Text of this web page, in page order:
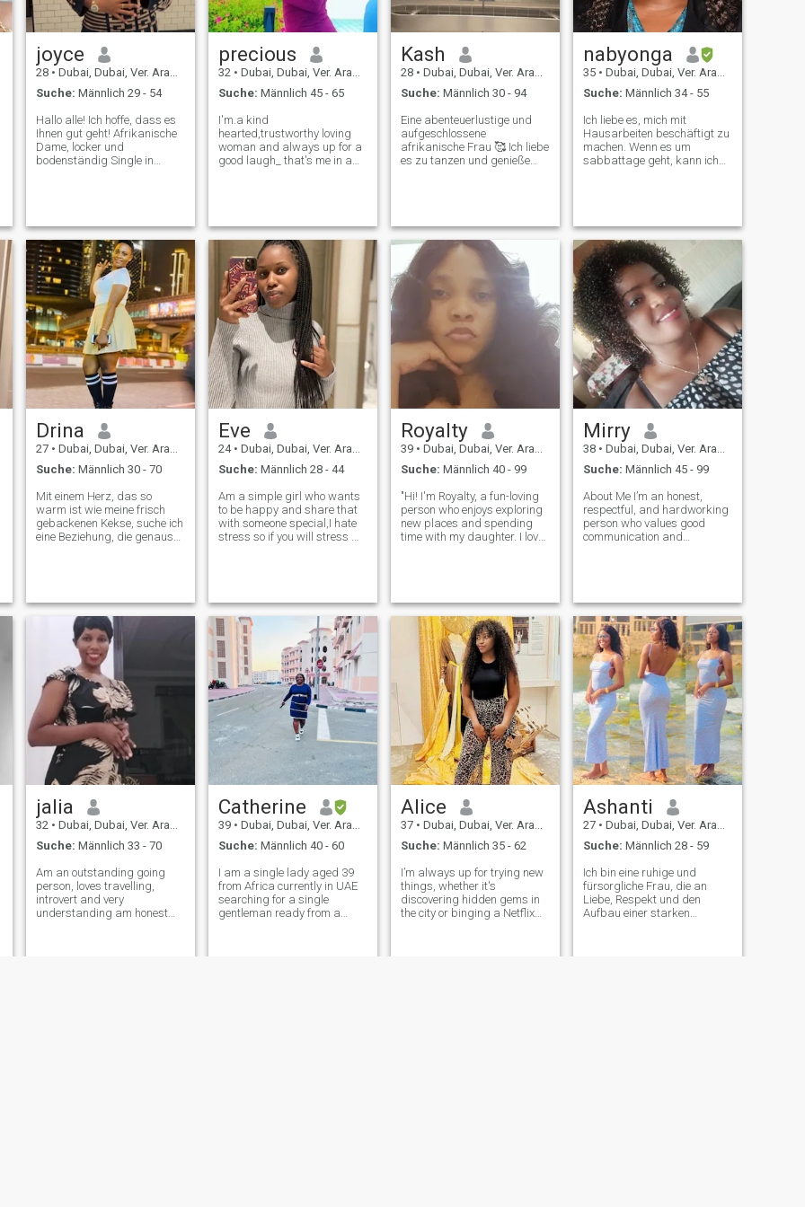
joyce
28 • Dubai, Dubai, Ver. Arab. Em.
Suche: Männlich 29 - 54
Hallo alle! Ich hoffe, dass es
Ihnen gut geht! Afrikanische
Dame, locker und
bodenständig Single in
und sich kennenlernt. IG:
Joyce Kibasisi danke
precious
32 • Dubai, Dubai, Ver. Arab. Em.
Suche: Männlich 45 - 65
I'm.a kind
hearted,trustworthy loving
woman and always up for a
good laugh_ that's me in a
football as well as watching
it,love laying on the beach an
Kash
28 • Dubai, Dubai, Ver. Arab. Em.
Suche: Männlich 30 - 94
Eine abenteuerlustige und
aufgeschlossene
afrikanische Frau 🥰 Ich liebe
es zu tanzen und genieße
glücklich 🥰. Ich liebe
Aufmerksamkeit und
schätze Kommunikation so
sehr 📌 Ich bin von Natur aus
unterwürfig, weil ich so
erzogen wurde. als
afrikanische Frau😊 kleine
Dinge und Anstrengungen
machen mich glücklich 😊
übrigens, wenn du mich ins
Schwimmbad schiebst,
schwimme ich nicht ♀️
Mordfall. 🤣 🤣
nabyonga
35 • Dubai, Dubai, Ver. Arab. Em.
Suche: Männlich 34 - 55
Ich liebe es, mich mit
Hausarbeiten beschäftigt zu
machen. Wenn es um
sabbattage geht, kann ich
oh!!! Wenn es nicht den Chor
anbeten, dann sehe ich gerne
Comedy, Filme und Fußball
an und bin auch mein
Liebling, wenn ich 😄
anfeuere. Ich liebe es, mehr
über Natur und Kulturen
verschiedener Länder mit
ihren Regionen oder staaten
zu erfahren, was bedeutet,
dass Reisen auch eines
meiner Hobbys ist. Wenn Sie
viel über mich wissen wollen,
fragen Sie bitte, ich werde
Drina
27 • Dubai, Dubai, Ver. Arab. Em.
Suche: Männlich 30 - 70
Mit einem Herz, das so
warm ist wie meine frisch
gebackenen Kekse, suche ich
eine Beziehung, die genauso
Wochenenden, die in der
Natur verbracht werden. Ich
habe jahrelang mein Leben
zu einem Meisterwerk an
Erfahrung, Leistung und
bedeutungsvollen
Verbindungen gemacht. Ich
bin eine junge Dame, die
Schönheit in Einfachheit und
Stärke in Freundlichkeit
findet. Sie suchen einen
Mann, der Integrität, tiefe
Gespräche schätzt und
bereit für eine engagierte
Eve
24 • Dubai, Dubai, Ver. Arab. Em.
Suche: Männlich 28 - 44
Am a simple girl who wants
to be happy and share that
with someone special,I hate
stress so if you will stress me
introvert and I can be really
sh
Royalty
39 • Dubai, Dubai, Ver. Arab. Em.
Suche: Männlich 40 - 99
"Hi! I'm Royalty, a fun-loving
person who enjoys exploring
new places and spending
time with my daughter. I love
sense of humor, and values
Mirry
38 • Dubai, Dubai, Ver. Arab. Em.
Suche: Männlich 45 - 99
About Me I’m an honest,
respectful, and hardworking
person who values good
communication and
please understand it’s
because of work, not lack o
jalia
32 • Dubai, Dubai, Ver. Arab. Em.
Suche: Männlich 33 - 70
Am an outstanding going
person, loves travelling,
introvert and very
understanding am honest
Catherine
39 • Dubai, Dubai, Ver. Arab. Em.
Suche: Männlich 40 - 60
I am a single lady aged 39
from Africa currently in UAE
searching for a single
gentleman ready from a
Alice
37 • Dubai, Dubai, Ver. Arab. Em.
Suche: Männlich 35 - 62
I’m always up for trying new
things, whether it's
discovering hidden gems in
the city or binging a Netflix
Ashanti
27 • Dubai, Dubai, Ver. Arab. Em.
Suche: Männlich 28 - 59
Ich bin eine ruhige und
fürsorgliche Frau, die an
Liebe, Respekt und den
Aufbau einer starken